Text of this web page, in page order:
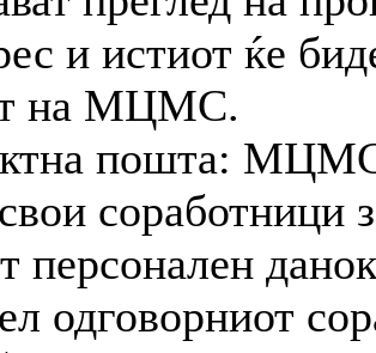
и истиот ќе
на МЦМС.
пошта: МЦМС
соработници
персонален
одговорниот